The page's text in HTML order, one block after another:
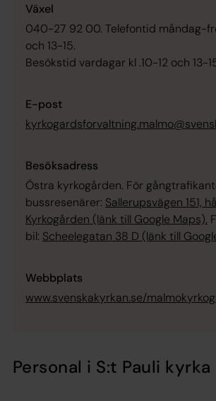
Växel
040-27 92 00. Telefontid måndag-
och 13-15.
Besökstid vardagar kl .10-12 och 13-
E-post
Besöksadress
Östra kyrkogården. För
bussresenärer: Sallerupsvägen 151,
Kyrkogården (länk till Google Maps).
bil: Scheelegatan 38 D (länk till
Webbplats
www.svenskakyrkan.se/
Personal i S:t Pauli kyrka